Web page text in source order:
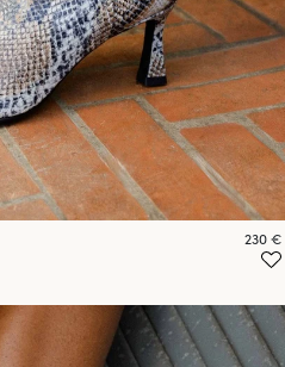
Prix
230 €